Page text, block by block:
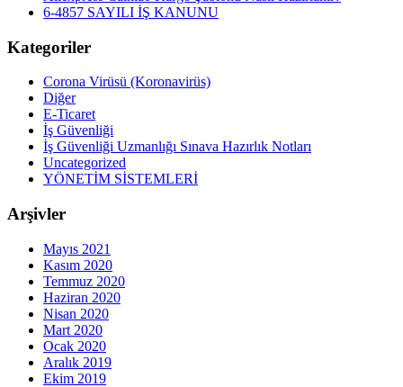
6-4857 SAYILI İŞ KANUNU
Kategoriler
Corona Virüsü (Koronavirüs)
Diğer
E-Ticaret
İş Güvenliği
İş Güvenliği Uzmanlığı Sınava Hazırlık Notları
Uncategorized
YÖNETİM SİSTEMLERİ
Arşivler
Mayıs 2021
Kasım 2020
Temmuz 2020
Haziran 2020
Nisan 2020
Mart 2020
Ocak 2020
Aralık 2019
Ekim 2019